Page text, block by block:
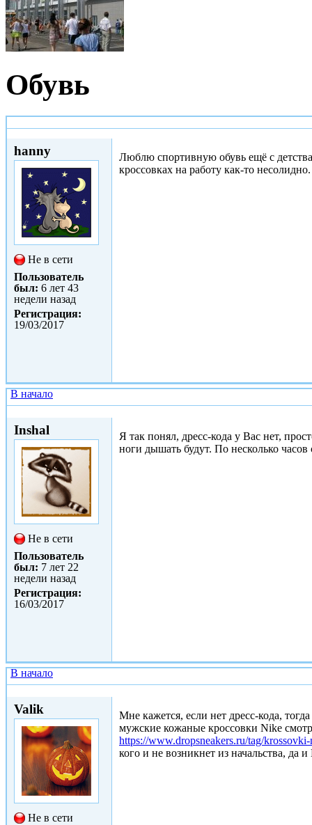
Обувь
hanny
Не в сети
Пользователь
был: 6 лет 43
недели назад
Регистрация:
19/03/2017
Люблю спортивную обувь ещё с
кроссовках на работу как-то
В начало
Inshal
Не в сети
Пользователь
был: 7 лет 22
недели назад
Регистрация:
16/03/2017
Я так понял, дресс-кода у Вас нет,
ноги дышать будут. По несколько
В начало
Valik
Не в сети
Мне кажется, если нет дресс-кода,
мужские кожаные кроссовки Nike
https://www.dropsneakers.ru/tag/
кого и не возникнет из начальства, да